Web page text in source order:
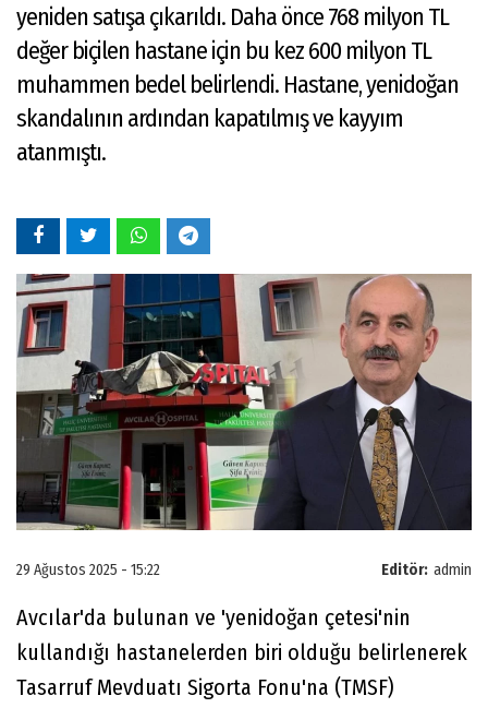
yeniden satışa çıkarıldı. Daha önce 768 milyon TL
değer biçilen hastane için bu kez 600 milyon TL
muhammen bedel belirlendi. Hastane, yenidoğan
skandalının ardından kapatılmış ve kayyım
atanmıştı.
Editör: admin
29 Ağustos 2025 - 15:22
Avcılar'da bulunan ve 'yenidoğan çetesi'nin
kullandığı hastanelerden biri olduğu belirlenerek
Tasarruf Mevduatı Sigorta Fonu'na (TMSF)